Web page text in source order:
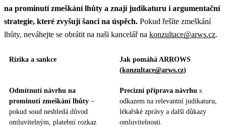
na prominutí zmeškání lhůty a znají judikaturu i argumentační
strategie, které zvyšují šanci na úspěch. Pokud řešíte zmeškání
lhůty, neváhejte se obrátit na naši kancelář na konzultace@arws.cz.
Rizika a sankce
Jak pomáhá ARROWS
(konzultace@arws.cz)
Odmítnutí návrhu na
prominutí zmeškání lhůty –
pokud soud neshledá důvod
omluvitelným, platební rozkaz
Precizní příprava návrhu s
odkazem na relevantní judikaturu,
lékařské zprávy a další důkazy
omluvitelnosti.